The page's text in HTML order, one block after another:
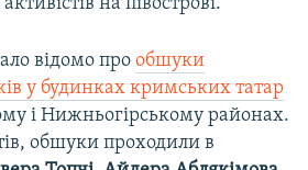
на півострові.
відомо про обшуки
у будинках кримських татар
і Нижньогірському районах.
обшуки проходили в